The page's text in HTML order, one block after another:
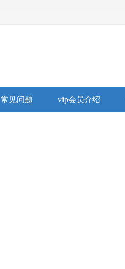
常见问题 vip会员介绍